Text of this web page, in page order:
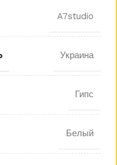
A7studio
Украина
Гипс
Белый